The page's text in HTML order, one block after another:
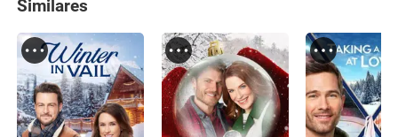
Similares